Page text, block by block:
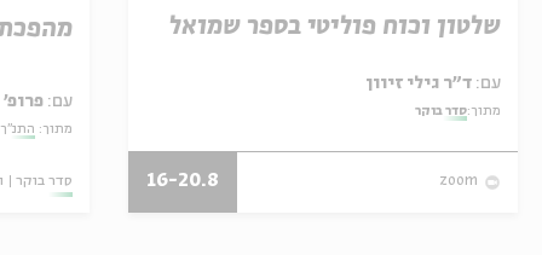
שלטון וכוח פוליטי בספר שמואל
עם:
מתוך:סדר בוקר
zoom
16-20.8
עם: פרופ'
מתוך:
סדר בוקר